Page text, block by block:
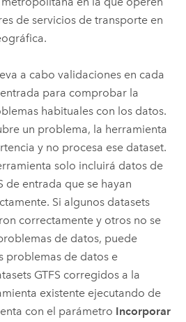
de servicios de transporte en
a cabo validaciones en cada
entrada para comprobar la
habituales con los datos.
un problema, la herramienta
y no procesa ese dataset.
solo incluirá datos de
de entrada que se hayan
Si algunos datasets
correctamente y otros no se
de datos, puede
problemas de datos e
GTFS corregidos a la
existente ejecutando de
con el parámetro Incorporar